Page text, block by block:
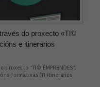
do proxecto «TI©
e itinerarios
“TI© EMPRENDES”,
formativas (11 itinerarios